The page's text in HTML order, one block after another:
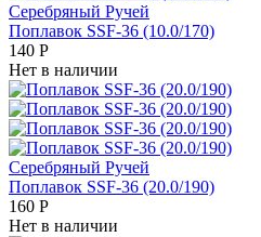
Серебряный Ручей
Поплавок SSF-36 (10.0/170)
140 Р
Нет в наличии
Серебряный Ручей
Поплавок SSF-36 (20.0/190)
160 Р
Нет в наличии